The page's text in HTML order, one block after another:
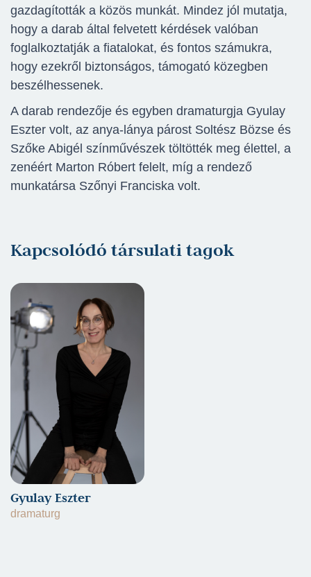
gazdagították a közös munkát. Mindez jól mutatja,
hogy a darab által felvetett kérdések valóban
foglalkoztatják a fiatalokat, és fontos számukra,
hogy ezekről biztonságos, támogató közegben
beszélhessenek.
A darab rendezője és egyben dramaturgja Gyulay
Eszter volt, az anya-lánya párost Soltész Bözse és
Szőke Abigél színművészek töltötték meg élettel, a
zenéért Marton Róbert felelt, míg a rendező
munkatársa Szőnyi Franciska volt.
Kapcsolódó társulati tagok
Gyulay Eszter
dramaturg